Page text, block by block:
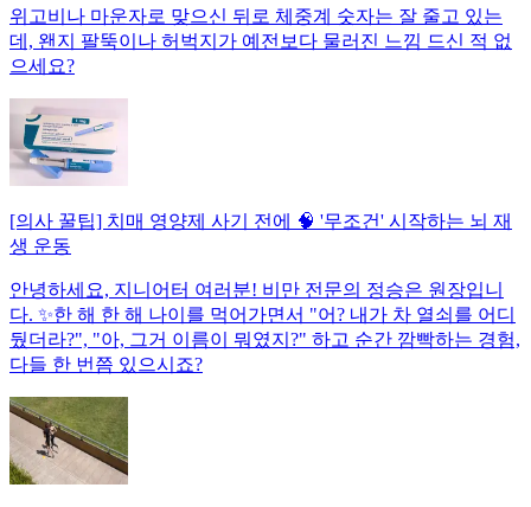
위고비나 마운자로 맞으신 뒤로 체중계 숫자는 잘 줄고 있는
데, 왠지 팔뚝이나 허벅지가 예전보다 물러진 느낌 드신 적 없
으세요?
[의사 꿀팁] 치매 영양제 사기 전에 🧠 '무조건' 시작하는 뇌 재
생 운동
안녕하세요, 지니어터 여러분! 비만 전문의 정승은 원장입니
다. ✨한 해 한 해 나이를 먹어가면서 "어? 내가 차 열쇠를 어디
뒀더라?", "아, 그거 이름이 뭐였지?" 하고 순간 깜빡하는 경험,
다들 한 번쯤 있으시죠?